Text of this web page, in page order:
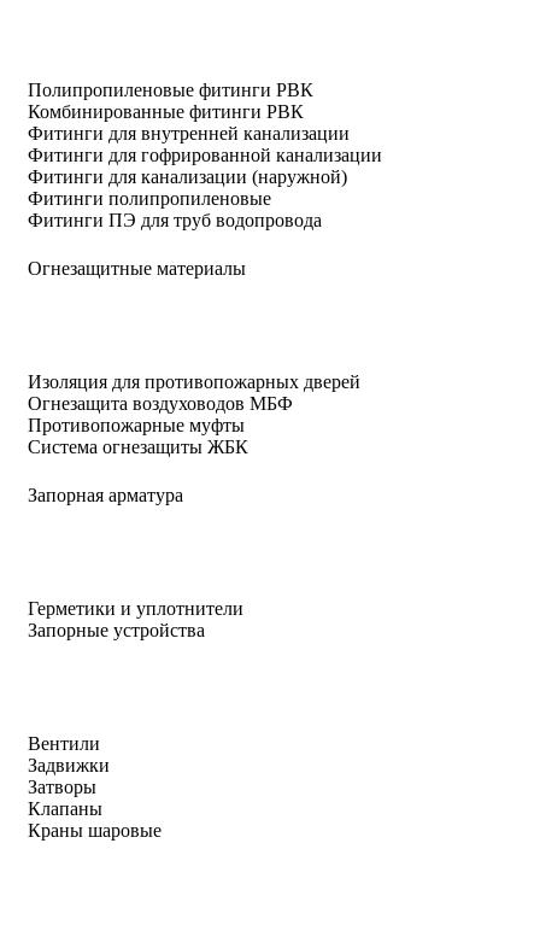
Полипропиленовые фитинги РВК
Комбинированные фитинги РВК
Фитинги для внутренней канализации
Фитинги для гофрированной канализации
Фитинги для канализации (наружной)
Фитинги полипропиленовые
Фитинги ПЭ для труб водопровода
Огнезащитные материалы
Изоляция для противопожарных дверей
Огнезащита воздуховодов МБФ
Противопожарные муфты
Система огнезащиты ЖБК
Запорная арматура
Герметики и уплотнители
Запорные устройства
Вентили
Задвижки
Затворы
Клапаны
Краны шаровые